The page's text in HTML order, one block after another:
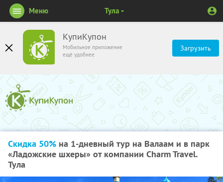
КупиКупон
Мобильное приложение
ещё удобнее
Загрузить
Меню Тула
Скидка 50% на 1-дневный тур на Валаам и в парк
«Ладожские шхеры» от компании Charm Travel.
Тула